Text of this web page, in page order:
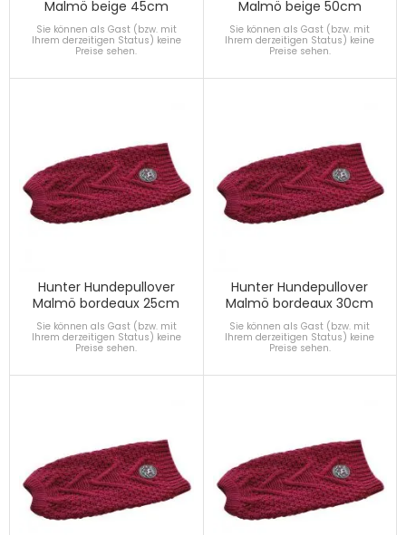
Malmö beige 45cm
Sie können als Gast (bzw. mit
Ihrem derzeitigen Status) keine
Preise sehen.
Malmö beige 50cm
Sie können als Gast (bzw. mit
Ihrem derzeitigen Status) keine
Preise sehen.
Hunter Hundepullover
Malmö bordeaux 25cm
Sie können als Gast (bzw. mit
Ihrem derzeitigen Status) keine
Preise sehen.
Hunter Hundepullover
Malmö bordeaux 30cm
Sie können als Gast (bzw. mit
Ihrem derzeitigen Status) keine
Preise sehen.